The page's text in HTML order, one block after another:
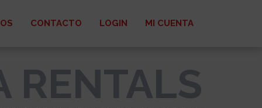
CONTACTO LOGIN MI CUENTA
RENTALS